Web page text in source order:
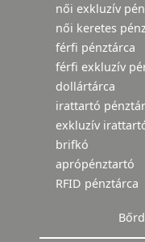
női exkluzív
női keretes
férfi pénztárca
férfi exkluzív
dollártárca
irattartó
exkluzív
brifkó
aprópénztartó
RFID pénztárca